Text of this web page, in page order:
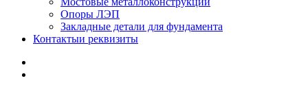
Опоры ЛЭП
Закладные детали для фундамента
Контактыи реквизиты